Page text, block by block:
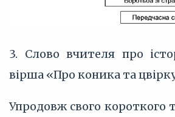
3. Слово вчителя про
вірша «Про коника та
Упродовж свого короткого